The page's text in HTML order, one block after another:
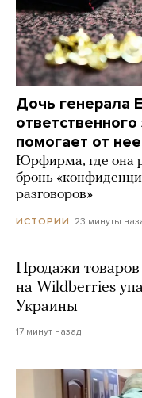
Дочь генерала
помогает от
Юрфирма, где она
бронь
разговоров»
ИСТОРИИ 23 минуты
Продажи товаров
на Wildberries
Украины
17 минут назад